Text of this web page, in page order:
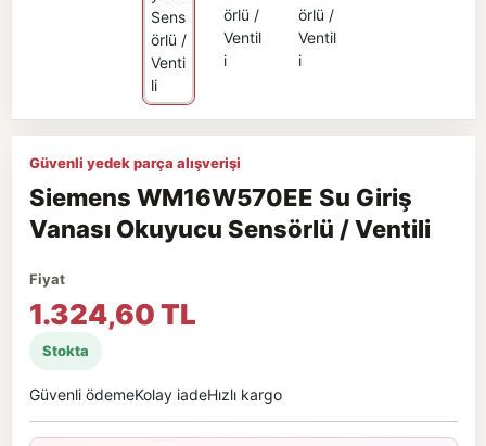
Güvenli yedek parça alışverişi
Siemens WM16W570EE Su Giriş
Vanası Okuyucu Sensörlü / Ventili
Fiyat
1.324,60 TL
Stokta
Güvenli ödemeKolay iadeHızlı kargo